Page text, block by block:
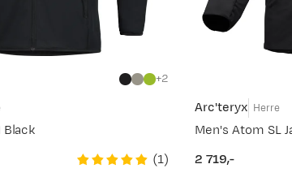
2
Black
(1)
Arc'teryx Herre
Men's Atom SL
price
2 719,-